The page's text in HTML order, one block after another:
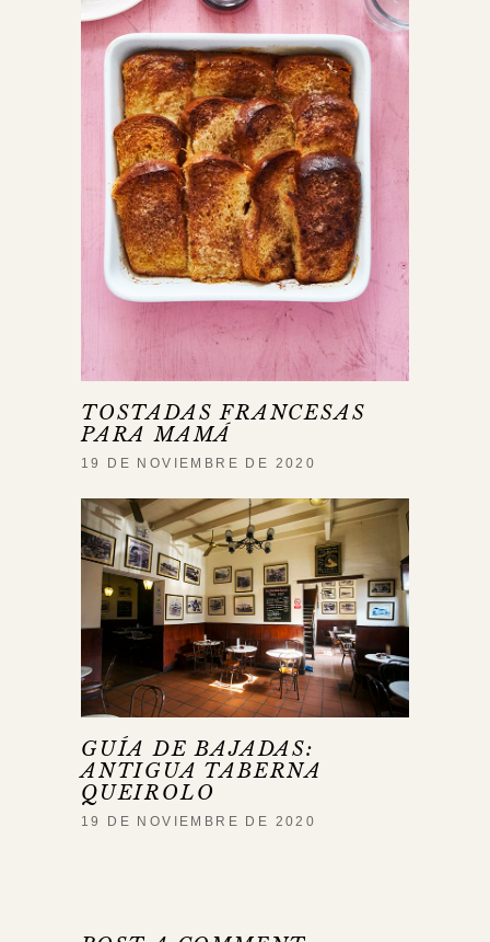
TOSTADAS FRANCESAS
PARA MAMÁ
19 DE NOVIEMBRE DE 2020
GUÍA DE BAJADAS:
ANTIGUA TABERNA
QUEIROLO
19 DE NOVIEMBRE DE 2020